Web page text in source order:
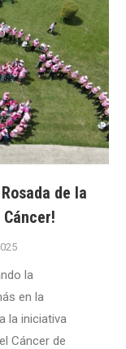
de la
la
en la
la iniciativa
Cáncer de